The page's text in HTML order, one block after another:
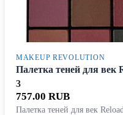
MAKEUP REVOLUTION
Палетка теней для век
3
757.00 RUB
Палетка теней для век